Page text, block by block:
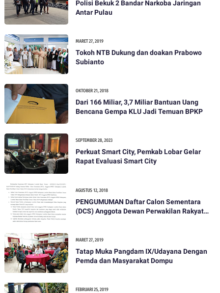
Polisi Bekuk 2 Bandar Narkoba Jaringan
Antar Pulau
MARET 27, 2019
Tokoh NTB Dukung dan doakan Prabowo
Subianto
OKTOBER 21, 2018
Dari 166 Miliar, 3,7 Miliar Bantuan Uang
Bencana Gempa KLU Jadi Temuan BPKP
SEPTEMBER 28, 2023
Perkuat Smart City, Pemkab Lobar Gelar
Rapat Evaluasi Smart City
AGUSTUS 12, 2018
PENGUMUMAN Daftar Calon Sementara
(DCS) Anggota Dewan Perwakilan Rakyat
MARET 27, 2019
Tatap Muka Pangdam IX/Udayana Dengan
Pemda dan Masyarakat Dompu
FEBRUARI 25, 2019